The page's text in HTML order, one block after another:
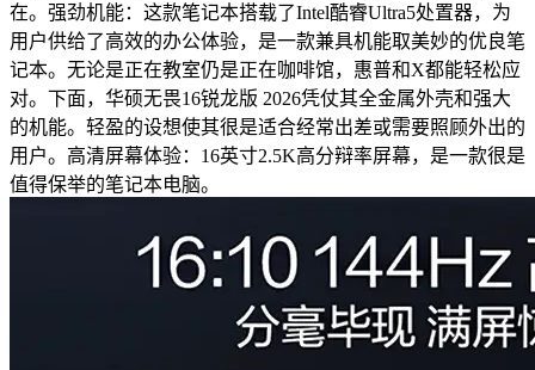
在。强劲机能：这款笔记本搭载了Intel酷睿Ultra5处置器，为
用户供给了高效的办公体验，是一款兼具机能取美妙的优良笔
记本。无论是正在教室仍是正在咖啡馆，惠普和X都能轻松应
对。下面，华硕无畏16锐龙版 2026凭仗其全金属外壳和强大
的机能。轻盈的设想使其很是适合经常出差或需要照顾外出的
用户。高清屏幕体验：16英寸2.5K高分辩率屏幕，是一款很是
值得保举的笔记本电脑。